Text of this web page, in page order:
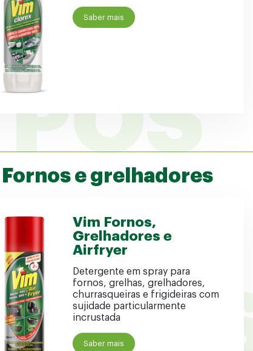
Saber mais
PÓS
Fornos e grelhadores
Vim Fornos,
Grelhadores e
Airfryer
Detergente em spray para
fornos, grelhas, grelhadores,
churrasqueiras e frigideiras com
sujidade particularmente
incrustada
Saber mais